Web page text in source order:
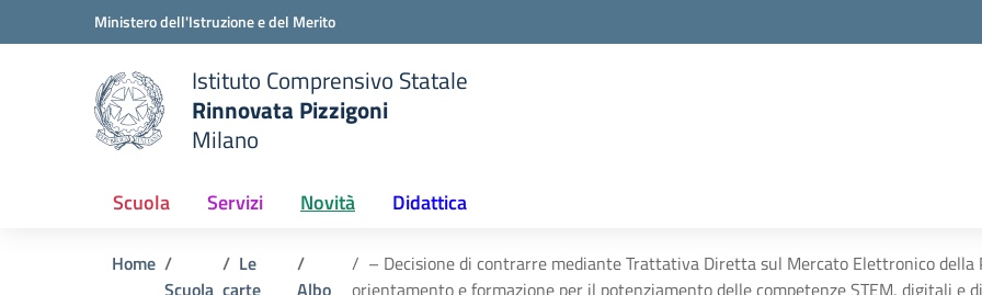
Vai ai contenuti
Vai al menu di navigazioneMinistero dell'Istruzione e del Merito
Istituto Comprensivo Statale
Rinnovata Pizzigoni
Milano
Scuola Servizi Novità Didattica
Home
Scuola
Le
carte
Albo
– Decisione di contrarre mediante Trattativa Diretta sul Mercato Elettronico della
orientamento e formazione per il potenziamento delle competenze STEM, digitali e